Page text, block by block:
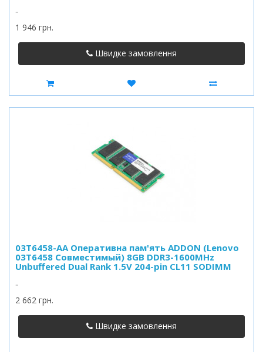
..
1 946 грн.
Швидке замовлення
03T6458-AA Оперативна пам'ять ADDON (Lenovo
03T6458 Совместимый) 8GB DDR3-1600MHz
Unbuffered Dual Rank 1.5V 204-pin CL11 SODIMM
..
2 662 грн.
Швидке замовлення